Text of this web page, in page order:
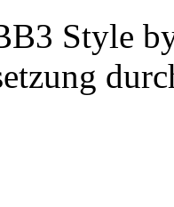
Style